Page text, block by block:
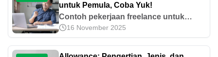
untuk Pemula, Coba Yuk!
Contoh pekerjaan freelance untuk
pemula sangat beragam, seperti
proofreader, reseller, dan translator.
Ketahui contoh pekerjaan freelance
16 November 2025